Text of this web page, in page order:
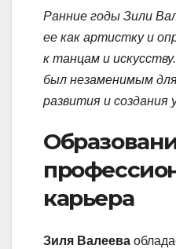
Ранние годы Зили
ее как артистку и
к танцам и
был незаменимым
развития и создания
карьера
Зиля Валеева